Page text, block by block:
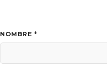
NOMBRE *